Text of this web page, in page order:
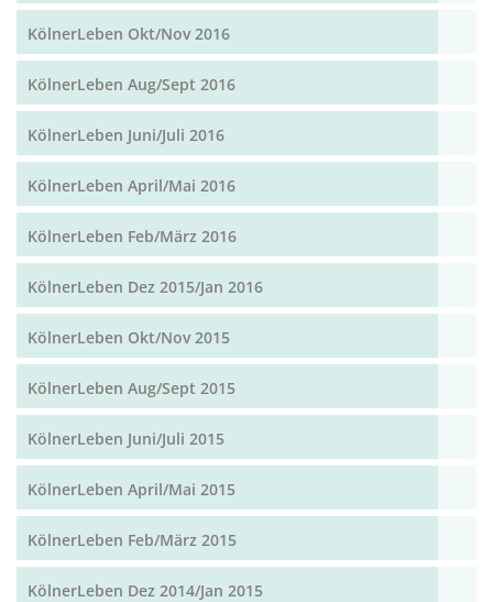
KölnerLeben Okt/Nov 2016
KölnerLeben Aug/Sept 2016
KölnerLeben Juni/Juli 2016
KölnerLeben April/Mai 2016
KölnerLeben Feb/März 2016
KölnerLeben Dez 2015/Jan 2016
KölnerLeben Okt/Nov 2015
KölnerLeben Aug/Sept 2015
KölnerLeben Juni/Juli 2015
KölnerLeben April/Mai 2015
KölnerLeben Feb/März 2015
KölnerLeben Dez 2014/Jan 2015